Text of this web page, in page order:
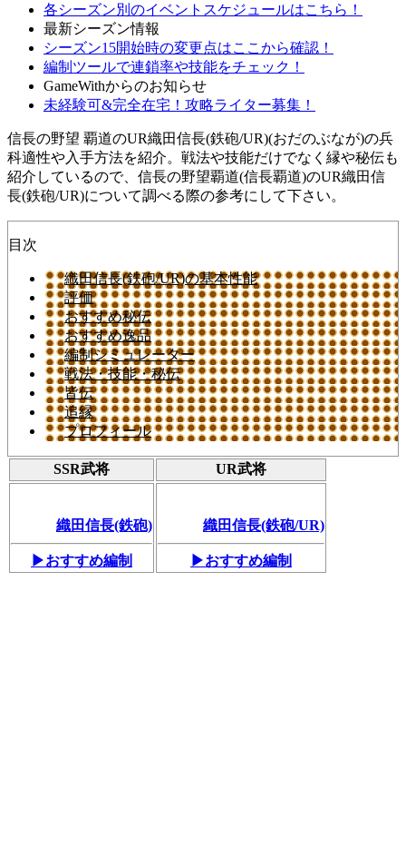
各シーズン別のイベントスケジュールはこちら！
最新シーズン情報
シーズン15開始時の変更点はここから確認！
編制ツールで連鎖率や技能をチェック！
GameWithからのお知らせ
未経験可&完全在宅！攻略ライター募集！
信長の野望 覇道のUR織田信長(鉄砲/UR)(おだのぶなが)の兵
科適性や入手方法を紹介。戦法や技能だけでなく縁や秘伝も
紹介しているので、信長の野望覇道(信長覇道)のUR織田信
長(鉄砲/UR)について調べる際の参考にして下さい。
目次
織田信長(鉄砲/UR)の基本性能
評価
おすすめ秘伝
おすすめ逸品
編制シミュレーター
戦法・技能・秘伝
皆伝
追縁
プロフィール
SSR武将 UR武将
織田信長(鉄砲)
▶おすすめ編制
織田信長(鉄砲/UR)
▶おすすめ編制